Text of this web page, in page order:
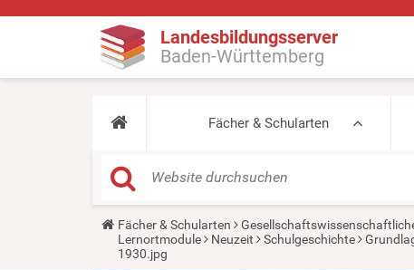
Landesbildungsserver
Baden-Württemberg
Fächer & Schularten
Y
Fächer & Schularten
Lernortmodule
Neuzeit Schulgeschichte
1930.jpg